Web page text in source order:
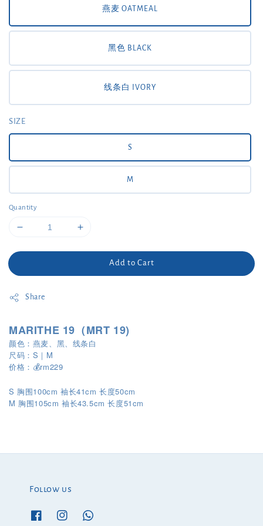
燕麦 OATMEAL
黑色 BLACK
线条白 IVORY
SIZE
S
M
Quantity
Add to Cart
Share
MARITHE 19（MRT 19)
颜色：燕麦、黑、线条白
尺码：S｜M
价格：💰rm229
S 胸围100cm 袖长41cm 长度50cm
M 胸围 105cm袖长43.5cm长度51cm
Follow us